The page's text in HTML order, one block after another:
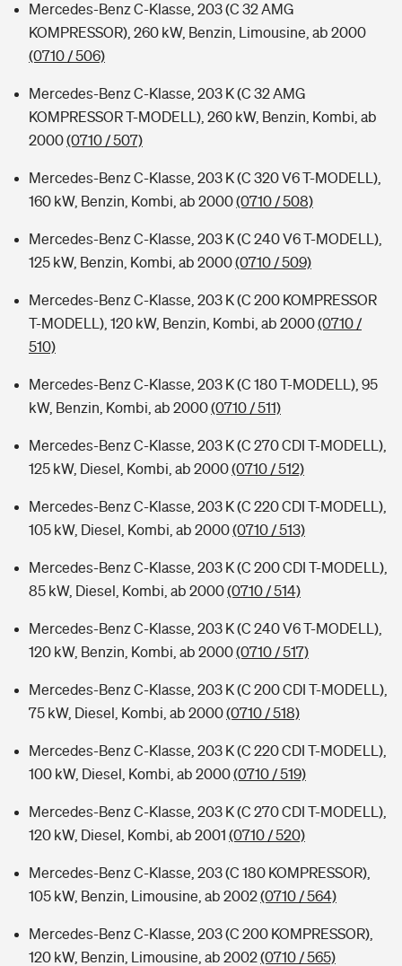
Mercedes-Benz C-Klasse, 203 (C 32 AMG
KOMPRESSOR), 260 kW, Benzin, Limousine, ab 2000
(0710 / 506)
Mercedes-Benz C-Klasse, 203 K (C 32 AMG
KOMPRESSOR T-MODELL), 260 kW, Benzin, Kombi, ab
2000(0710 / 507)
Mercedes-Benz C-Klasse, 203 K (C 320 V6 T-MODELL),
160 kW, Benzin, Kombi, ab 2000(0710 / 508)
Mercedes-Benz C-Klasse, 203 K (C 240 V6 T-MODELL),
125 kW, Benzin, Kombi, ab 2000(0710 / 509)
Mercedes-Benz C-Klasse, 203 K (C 200 KOMPRESSOR
T-MODELL), 120 kW, Benzin, Kombi, ab 2000(0710 /
510)
Mercedes-Benz C-Klasse, 203 K (C 180 T-MODELL), 95
kW, Benzin, Kombi, ab 2000(0710 / 511)
Mercedes-Benz C-Klasse, 203 K (C 270 CDI T-MODELL),
125 kW, Diesel, Kombi, ab 2000(0710 / 512)
Mercedes-Benz C-Klasse, 203 K (C 220 CDI T-MODELL),
105 kW, Diesel, Kombi, ab 2000(0710 / 513)
Mercedes-Benz C-Klasse, 203 K (C 200 CDI T-MODELL),
85 kW, Diesel, Kombi, ab 2000(0710 / 514)
Mercedes-Benz C-Klasse, 203 K (C 240 V6 T-MODELL),
120 kW, Benzin, Kombi, ab 2000(0710 / 517)
Mercedes-Benz C-Klasse, 203 K (C 200 CDI T-MODELL),
75 kW, Diesel, Kombi, ab 2000(0710 / 518)
Mercedes-Benz C-Klasse, 203 K (C 220 CDI T-MODELL),
100 kW, Diesel, Kombi, ab 2000(0710 / 519)
Mercedes-Benz C-Klasse, 203 K (C 270 CDI T-MODELL),
120 kW, Diesel, Kombi, ab 2001 (0710 / 520)
Mercedes-Benz C-Klasse, 203 (C 180 KOMPRESSOR),
105 kW, Benzin, Limousine, ab 2002(0710 / 564)
Mercedes-Benz C-Klasse, 203 (C 200 KOMPRESSOR),
120 kW, Benzin, Limousine, ab 2002(0710 / 565)